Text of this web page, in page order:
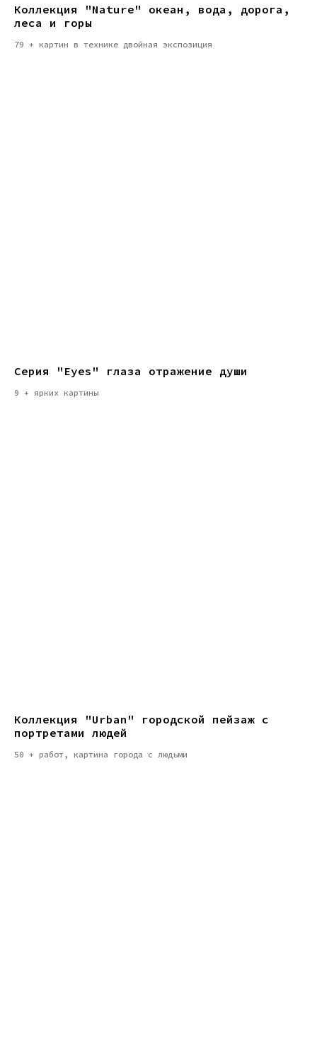
Коллекция "Nature" океан, вода, дорога,
леса и горы
79 + картин в технике двойная экспозиция
Серия "Eyes" глаза отражение души
9 + ярких картины
Коллекция "Urban" городской пейзаж с
портретами людей
50 + работ, картина города с людьми